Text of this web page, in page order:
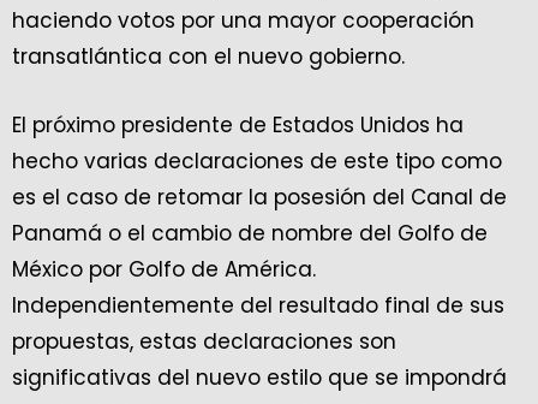
haciendo votos por una mayor cooperación
transatlántica con el nuevo gobierno.
El próximo presidente de Estados Unidos ha
hecho varias declaraciones de este tipo como
es el caso de retomar la posesión del Canal de
Panamá o el cambio de nombre del Golfo de
México por Golfo de América.
Independientemente del resultado final de sus
propuestas, estas declaraciones son
significativas del nuevo estilo que se impondrá